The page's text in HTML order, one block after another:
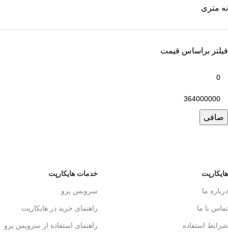
نه متری
فیلتر براساس قیمت
صافی
هایکارپت
درباره ما
تماس با ما
شرایط استفاده
خدمات هایکارپت
سرویس پرو
راهنمای خرید در هایکارپت
راهنمای استفاده از سرویس پرو